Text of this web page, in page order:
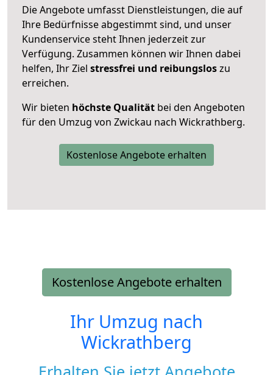
Die Angebote umfasst Dienstleistungen, die auf
Ihre Bedürfnisse abgestimmt sind, und unser
Kundenservice steht Ihnen jederzeit zur
Verfügung. Zusammen können wir Ihnen dabei
helfen, Ihr Ziel stressfrei und reibungsloszu
erreichen.
Wir bieten höchste Qualität bei den Angeboten
für den Umzug von Zwickau nach Wickrathberg.
Kostenlose Angebote erhalten
Kostenlose Angebote erhalten
Ihr Umzug nach
Wickrathberg